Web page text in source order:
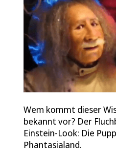
Wem kommt dieser
bekannt vor? Der
Einstein-Look: Die
Phantasialand.